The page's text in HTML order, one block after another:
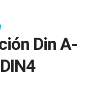
Din A-